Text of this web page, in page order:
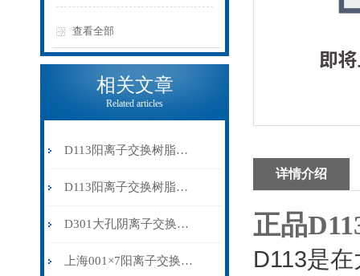
查看全部
相关文章
Related articles
D113阳离子交换树脂可以在各种恶劣的环境中保持稳定的性能
D113阳离子交换树脂在使用过程中少不了以下要领
D301大孔阴离子交换树脂——高效纯化水体的利器
上海001×7阳离子交换树脂规格
详情介绍
正品
D113是